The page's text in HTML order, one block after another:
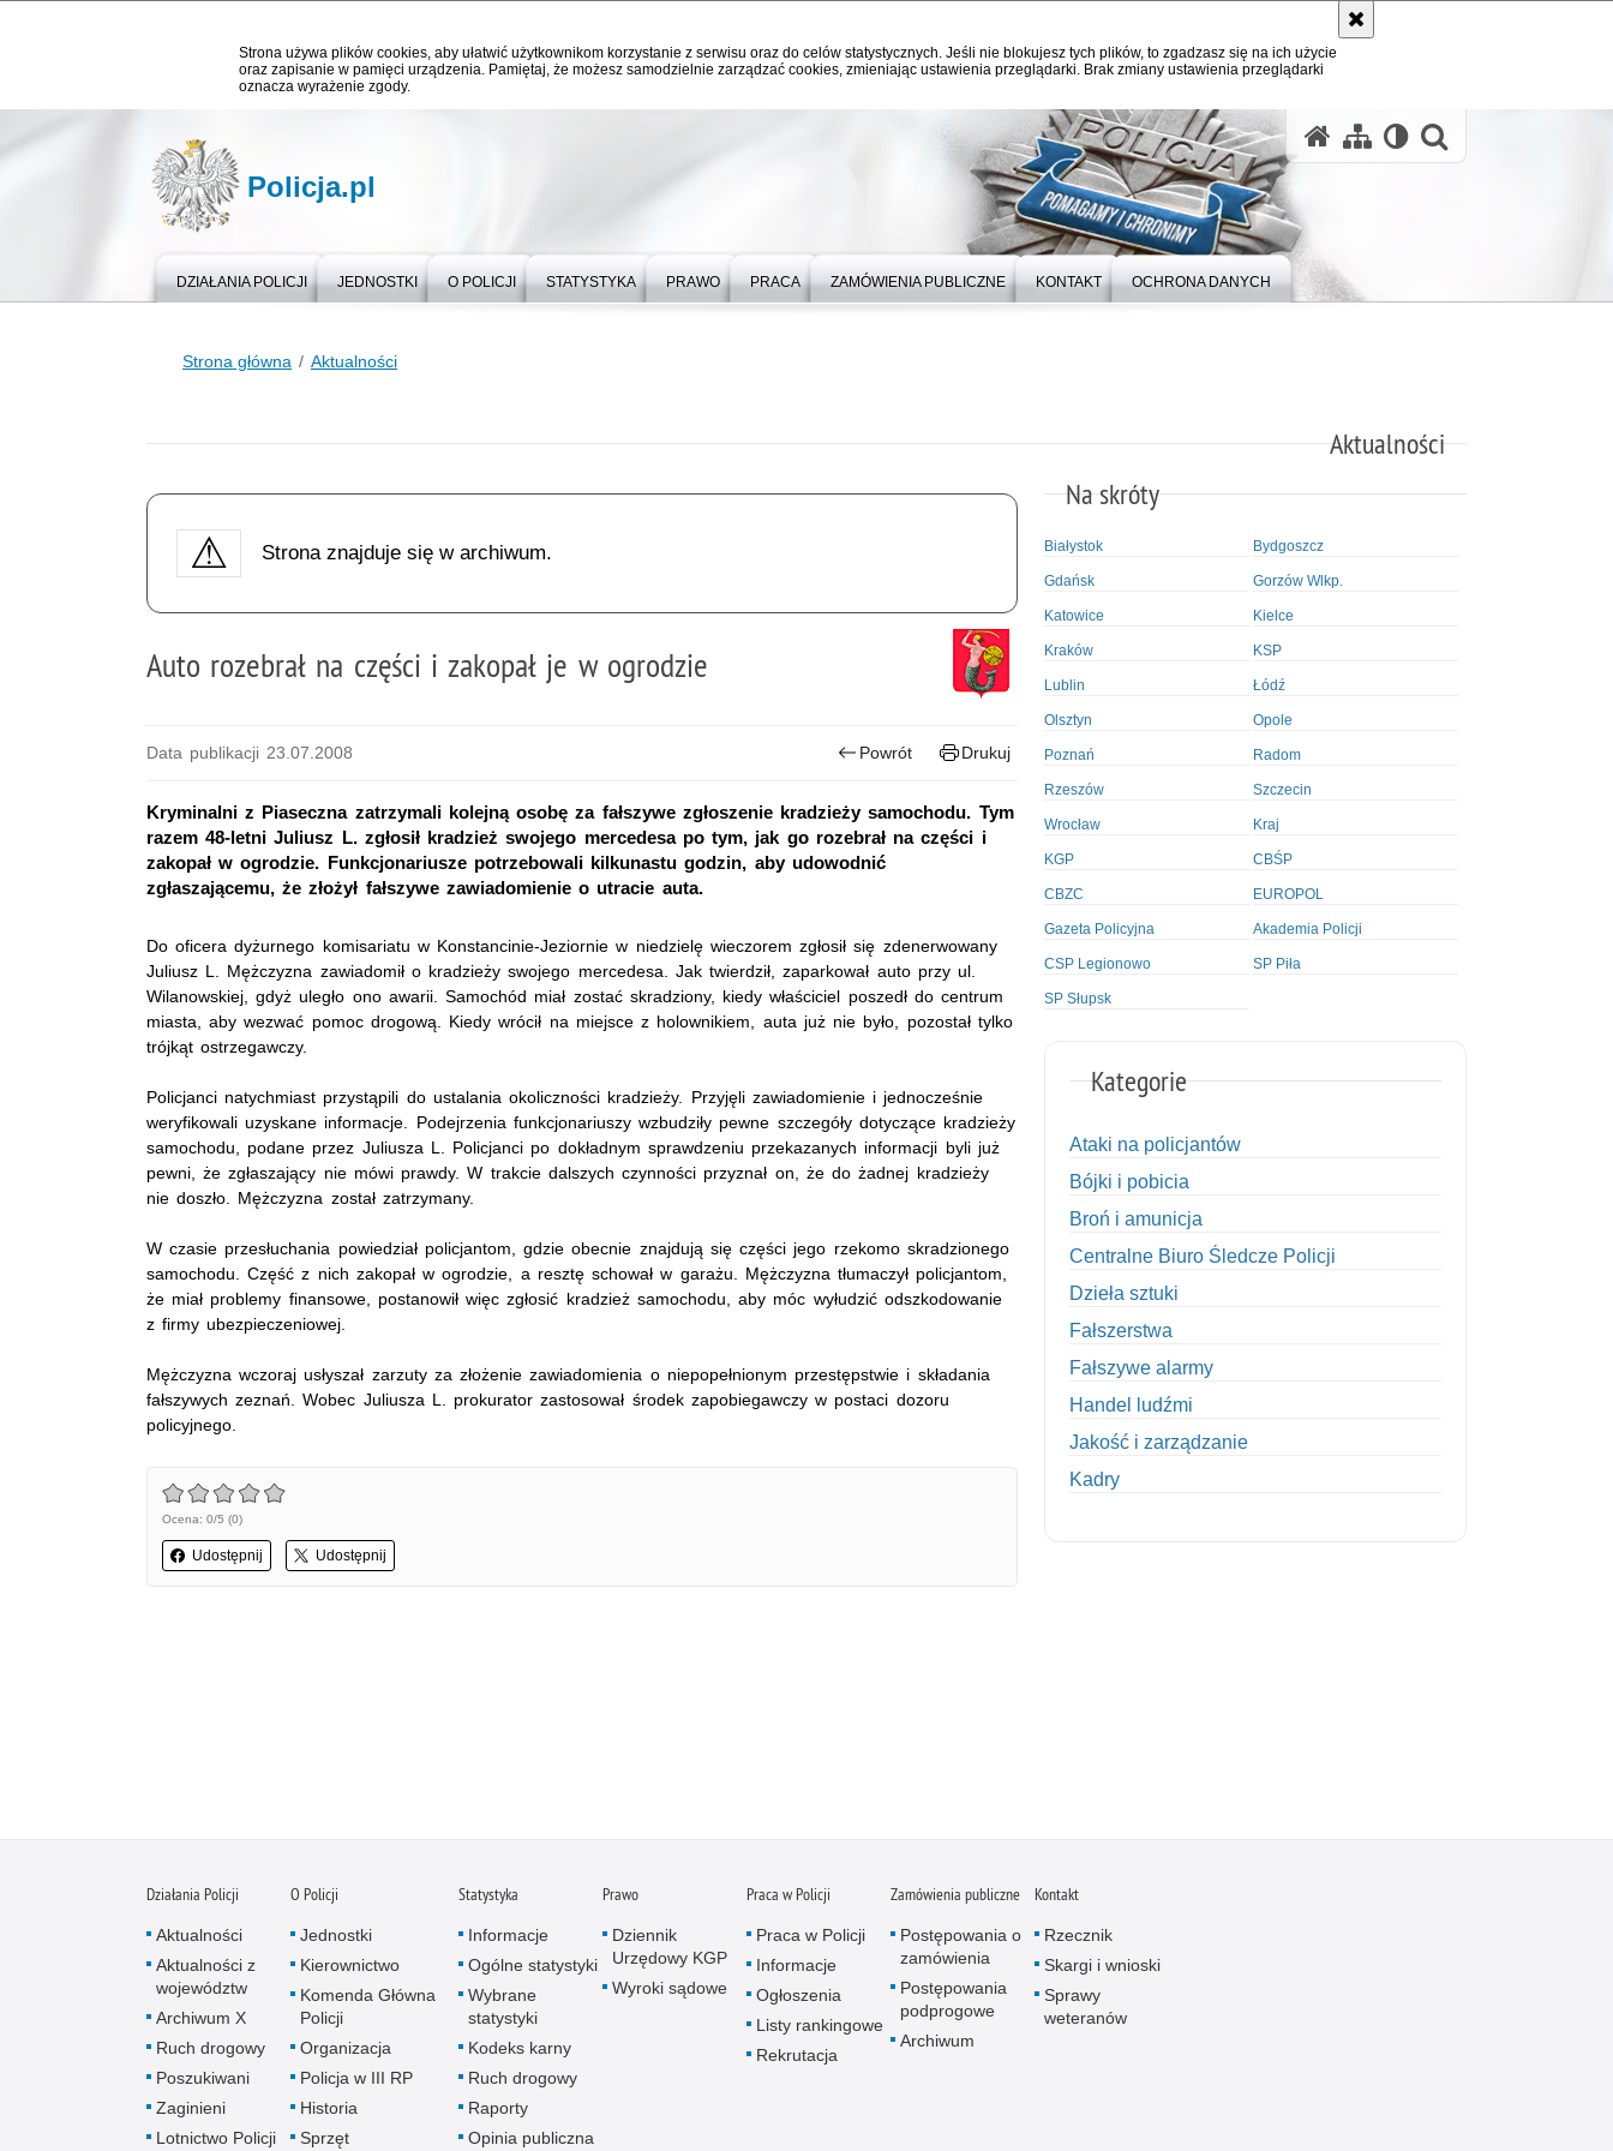
Strona używa plików cookies, aby ułatwić użytkownikom korzystanie z serwisu oraz do celów statystycznych. Jeśli nie blokujesz tych plików, to zgadzasz się na ich użycie
oraz zapisanie w pamięci urządzenia. Pamiętaj, że możesz samodzielnie zarządzać cookies, zmieniając ustawienia przeglądarki. Brak zmiany ustawienia przeglądarki
oznacza wyrażenie zgody.
Policja.pl
DZIAŁANIA POLICJI JEDNOSTKI O POLICJI STATYSTYKA PRAWO PRACA ZAMÓWIENIA PUBLICZNE KONTAKT OCHRONA DANYCH
Strona główna Aktualności
Aktualności
Strona znajduje się w archiwum.
Auto rozebrał na części i zakopał je w ogrodzie
Data publikacji 23.07.2008 Powrót Drukuj
Kryminalni z Piaseczna zatrzymali kolejną osobę za fałszywe zgłoszenie kradzieży samochodu. Tym
razem 48-letni Juliusz L. zgłosił kradzież swojego mercedesa po tym, jak go rozebrał na części i
zakopał w ogrodzie. Funkcjonariusze potrzebowali kilkunastu godzin, aby udowodnić
zgłaszającemu, że złożył fałszywe zawiadomienie o utracie auta.
Do oficera dyżurnego komisariatu w Konstancinie-Jeziornie w niedzielę wieczorem zgłosił się zdenerwowany
Juliusz L. Mężczyzna zawiadomił o kradzieży swojego mercedesa. Jak twierdził, zaparkował auto przy ul.
Wilanowskiej, gdyż uległo ono awarii. Samochód miał zostać skradziony, kiedy właściciel poszedł do centrum
miasta, aby wezwać pomoc drogową. Kiedy wrócił na miejsce z holownikiem, auta już nie było, pozostał tylko
trójkąt ostrzegawczy.
Policjanci natychmiast przystąpili do ustalania okoliczności kradzieży. Przyjęli zawiadomienie i jednocześnie
weryfikowali uzyskane informacje. Podejrzenia funkcjonariuszy wzbudziły pewne szczegóły dotyczące kradzieży
samochodu, podane przez Juliusza L. Policjanci po dokładnym sprawdzeniu przekazanych informacji byli już
pewni, że zgłaszający nie mówi prawdy. W trakcie dalszych czynności przyznał on, że do żadnej kradzieży
nie doszło. Mężczyzna został zatrzymany.
W czasie przesłuchania powiedział policjantom, gdzie obecnie znajdują się części jego rzekomo skradzionego
samochodu. Część z nich zakopał w ogrodzie, a resztę schował w garażu. Mężczyzna tłumaczył policjantom,
że miał problemy finansowe, postanowił więc zgłosić kradzież samochodu, aby móc wyłudzić odszkodowanie
z firmy ubezpieczeniowej.
Mężczyzna wczoraj usłyszał zarzuty za złożenie zawiadomienia o niepopełnionym przestępstwie i składania
fałszywych zeznań. Wobec Juliusza L. prokurator zastosował środek zapobiegawczy w postaci dozoru
policyjnego.
Ocena: 0/5 (0)
Udostępnij Udostępnij
Na skróty
Białystok Bydgoszcz
Gdańsk Gorzów Wlkp.
Katowice Kielce
Kraków KSP
Lublin Łódź
Olsztyn Opole
Poznań Radom
Rzeszów Szczecin
Wrocław Kraj
KGP CBŚP
CBZC EUROPOL
Gazeta Policyjna Akademia Policji
CSP Legionowo SP Piła
SP Słupsk
Kategorie
Ataki na policjantów
Bójki i pobicia
Broń i amunicja
Centralne Biuro Śledcze Policji
Dzieła sztuki
Fałszerstwa
Fałszywe alarmy
Handel ludźmi
Jakość i zarządzanie
Kadry
Napady na tiry
Nielegalny handel farmaceutykami
Nietrzeźwi kierujący
Nietrzeźwi opiekunowie
Działania Policji
Aktualności
Aktualności z
województw
Archiwum X
Ruch drogowy
Poszukiwani
Zaginieni
Lotnictwo Policji
O Policji
Jednostki
Kierownictwo
Komenda Główna
Policji
Organizacja
Policja w III RP
Historia
Sprzęt
Statystyka
Informacje
Ogólne statystyki
Wybrane
statystyki
Kodeks karny
Ruch drogowy
Raporty
Opinia publiczna
Prawo
Dziennik
Urzędowy KGP
Wyroki sądowe
Praca w Policji
Praca w Policji
Informacje
Ogłoszenia
Listy rankingowe
Rekrutacja
Zamówienia publiczne
Postępowania o
zamówienia
Postępowania
podprogowe
Archiwum
Kontakt
Rzecznik
Skargi i wnioski
Sprawy
weteranów